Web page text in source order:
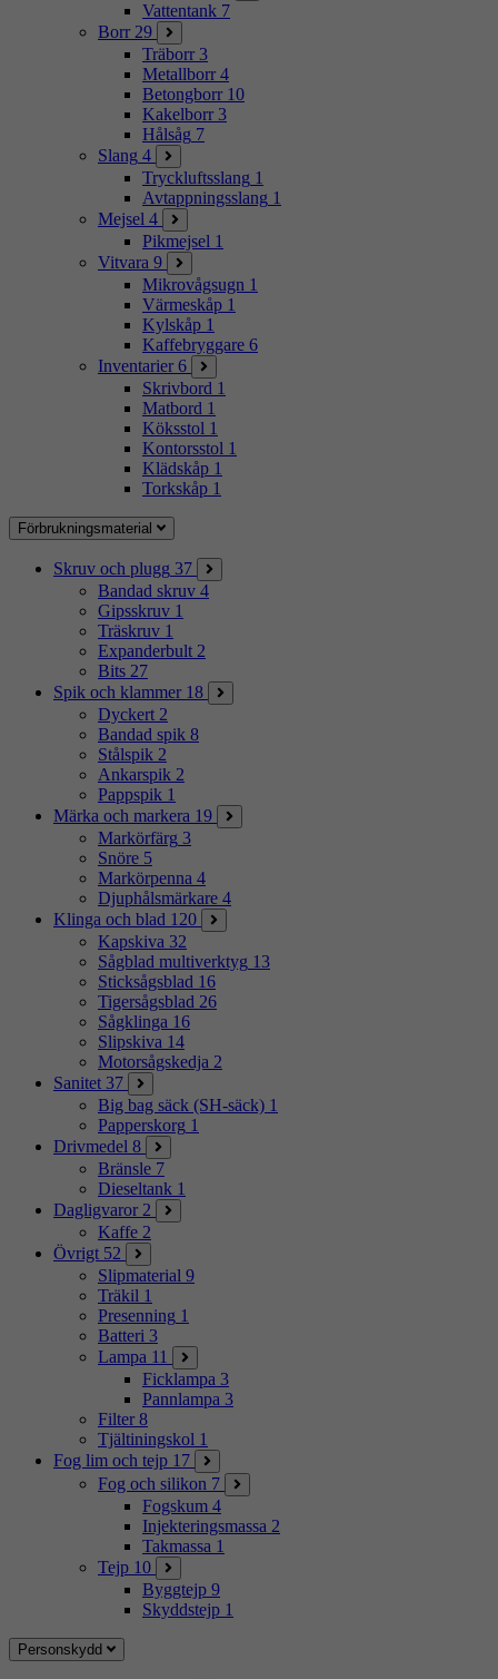
Vattentank 7
Borr 29
Träborr 3
Metallborr 4
Betongborr 10
Kakelborr 3
Hålsåg 7
Slang 4
Tryckluftsslang 1
Avtappningsslang 1
Mejsel 4
Pikmejsel 1
Vitvara 9
Mikrovågsugn 1
Värmeskåp 1
Kylskåp 1
Kaffebryggare 6
Inventarier 6
Skrivbord 1
Matbord 1
Köksstol 1
Kontorsstol 1
Klädskåp 1
Torkskåp 1
Förbrukningsmaterial
Skruv och plugg 37
Bandad skruv 4
Gipsskruv 1
Träskruv 1
Expanderbult 2
Bits 27
Spik och klammer 18
Dyckert 2
Bandad spik 8
Stålspik 2
Ankarspik 2
Pappspik 1
Märka och markera 19
Markörfärg 3
Snöre 5
Markörpenna 4
Djuphålsmärkare 4
Klinga och blad 120
Kapskiva 32
Sågblad multiverktyg 13
Sticksågsblad 16
Tigersågsblad 26
Sågklinga 16
Slipskiva 14
Motorsågskedja 2
Sanitet 37
Big bag säck (SH-säck) 1
Papperskorg 1
Drivmedel 8
Bränsle 7
Dieseltank 1
Dagligvaror 2
Kaffe 2
Övrigt 52
Slipmaterial 9
Träkil 1
Presenning 1
Batteri 3
Lampa 11
Ficklampa 3
Pannlampa 3
Filter 8
Tjältiningskol 1
Fog lim och tejp 17
Fog och silikon 7
Fogskum 4
Injekteringsmassa 2
Takmassa 1
Tejp 10
Byggtejp 9
Skyddstejp 1
Personskydd